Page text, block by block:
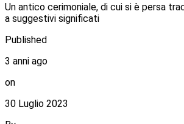
Un antico cerimoniale, di cui si è persa
a suggestivi significati
Published
3 anni ago
on
30 Luglio 2023